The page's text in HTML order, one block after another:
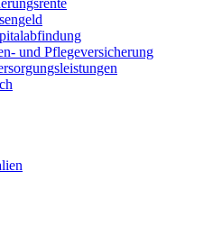
und Pflegeversicherung